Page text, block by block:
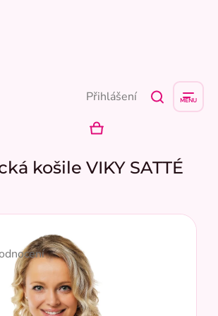
Přihlášení
NÁKUPNÍ
košile VIKY SATTÉ